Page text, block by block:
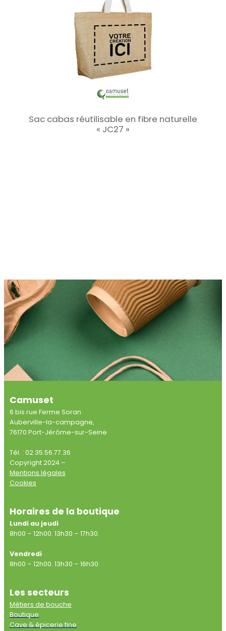
Sac cabas réutilisable en fibre naturelle
« JC27 »
Camuset
6 bis rue Ferme Soran
Auberville-la-campagne,
76170 Port-Jérôme-sur-Seine
Tél. : 02.35.56.77.36
Copyright 2024 –
Mentions légales
Cookies
Horaires de la boutique
Lundi au jeudi
8h00 – 12h00. 13h30 – 17h30.
Vendredi
8h00 – 12h00. 13h30 – 16h30
Les secteurs
Métiers de bouche
Boutique
Cave & épicerie fine